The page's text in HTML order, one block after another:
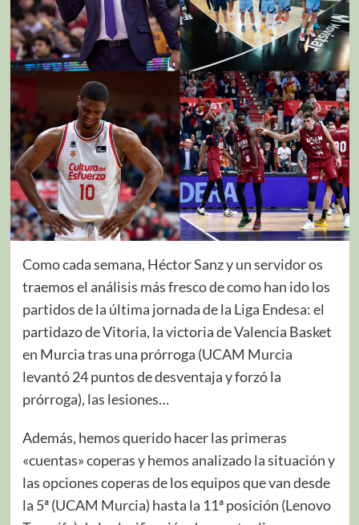
Como cada semana, Héctor Sanz y un servidor os
traemos el análisis más fresco de como han ido los
partidos de la última jornada de la Liga Endesa: el
partidazo de Vitoria, la victoria de Valencia Basket
en Murcia tras una prórroga (UCAM Murcia
levantó 24 puntos de desventaja y forzó la
prórroga), las lesiones…
Además, hemos querido hacer las primeras
«cuentas» coperas y hemos analizado la situación y
las opciones coperas de los equipos que van desde
la 5ª (UCAM Murcia) hasta la 11ª posición (Lenovo